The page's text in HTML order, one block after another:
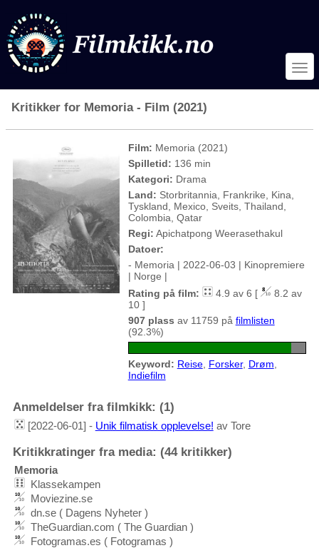
Kritikker for Memoria - Film (2021)
Film: Memoria (2021)
Spilletid: 136 min
Kategori: Drama
Land: Storbritannia, Frankrike, Kina,
Tyskland, Mexico, Sveits, Thailand,
Colombia, Qatar
Regi: Apichatpong Weerasethakul
Datoer:
- Memoria | 2022-06-03 | Kinopremiere
| Norge |
Rating på film:
4.9 av 6 [
8.2 av
10 ]
907 plass av 11759 på filmlisten
(92.3%)
Keyword: Reise, Forsker, Drøm
Indiefilm
Anmeldelser fra filmkikk: (1)
[2022-06-01] - Unik filmatisk opplevelse! av Tore
Kritikkratinger fra media: (44 kritikker)
Memoria
Klassekampen
Moviezine.se
dn.se ( Dagens Nyheter )
TheGuardian.com ( The Guardian )
Fotogramas.es ( Fotogramas )